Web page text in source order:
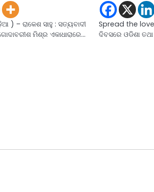
– ରାକେଶ ସାହୁ : ସତ୍ୟବାଦୀ
ମିଶ୍ର ଏକାଧାରାରେ…
Spread the
ଦିବସରେ ଓଡିଶା